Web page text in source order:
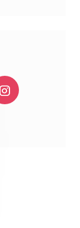
przez
chatbota